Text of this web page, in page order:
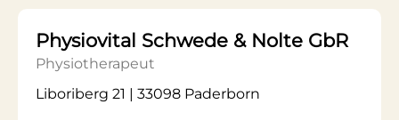
Physiovital Schwede & Nolte GbR
Physiotherapeut
Liboriberg 21 | 33098 Paderborn